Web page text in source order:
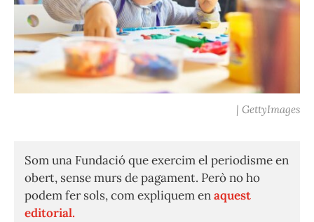
| GettyImages
Som una Fundació que exercim el periodisme en
obert, sense murs de pagament. Però no ho
podem fer sols, com expliquem enaquest
editorial.